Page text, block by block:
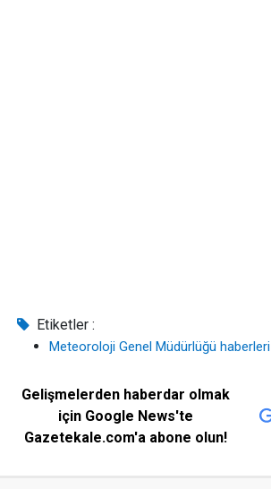
Etiketler :
Meteoroloji Genel Müdürlüğü haberleri
Gelişmelerden haberdar olmak
için Google News'te
Gazetekale.com'a abone olun!